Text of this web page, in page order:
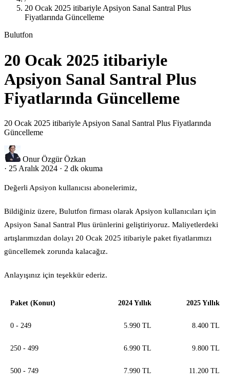
20 Ocak 2025 itibariyle Apsiyon Sanal Santral Plus
Fiyatlarında Güncelleme
Bulutfon
20 Ocak 2025 itibariyle
Apsiyon Sanal Santral Plus
Fiyatlarında Güncelleme
20 Ocak 2025 itibariyle Apsiyon Sanal Santral Plus Fiyatlarında
Güncelleme
Onur Özgür Özkan
· 25 Aralık 2024 · 2 dk okuma
Değerli Apsiyon kullanıcısı abonelerimiz,
Bildiğiniz üzere, Bulutfon firması olarak Apsiyon kullanıcıları için
Apsiyon Sanal Santral Plus ürünlerini geliştiriyoruz. Maliyetlerdeki
artışlarımızdan dolayı 20 Ocak 2025 itibariyle paket fiyatlarımızı
güncellemek zorunda kalacağız.
Anlayışınız için teşekkür ederiz.
Paket (Konut) 2024 Yıllık 2025 Yıllık
0 - 249 5.990 TL 8.400 TL
250 - 499 6.990 TL 9.800 TL
500 - 749 7.990 TL 11.200 TL